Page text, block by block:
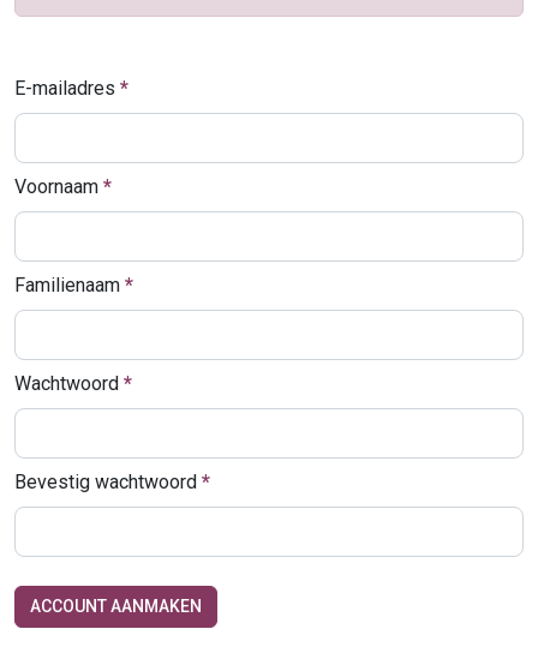
E-mailadres
Voornaam
Familienaam
Wachtwoord
Bevestig wachtwoord
ACCOUNT AANMAKEN